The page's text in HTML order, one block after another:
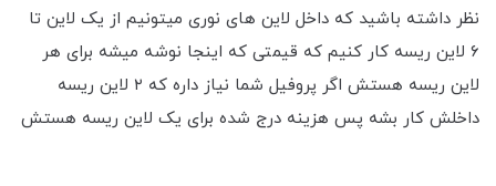
نظر داشته باشید که داخل لاین های نوری میتونیم از یک لاین تا
۶ لاین ریسه کار کنیم که قیمتی که اینجا نوشه میشه برای هر
لاین ریسه هستش اگر پروفیل شما نیاز داره که ۲ لاین ریسه
داخلش کار بشه پس هزینه درج شده برای یک لاین ریسه هستش